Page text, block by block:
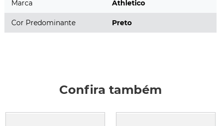
Marca Athletico
Cor Predominante Preto
Confira também